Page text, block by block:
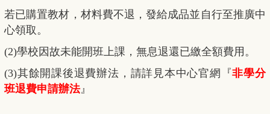
若已購置教材，材料費不退，發給成品並自行至推廣中
心領取。
(2)學校因故未能開班上課，無息退還已繳全額費用。
(3)其餘開課後退費辦法，請詳見本中心官網『非學分
班退費申請辦法』